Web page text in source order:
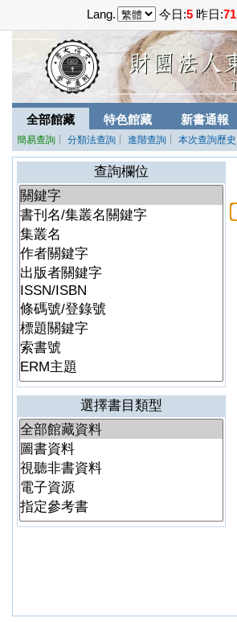
Lang. 今日:5 昨日:71
全部館藏 特色館藏 新書通報
簡易查詢 ┊ 分類法查詢 ┊ 進階查詢 ┊ 本次查詢歷史
查詢欄位
選擇書目類型